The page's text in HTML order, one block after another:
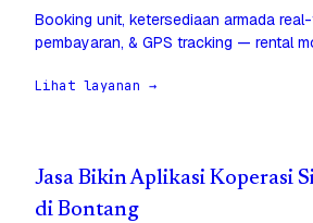
Booking unit, ketersediaan armada
pembayaran, & GPS tracking — rental
Lihat layanan →
Jasa Bikin Aplikasi Koperasi
di Bontang